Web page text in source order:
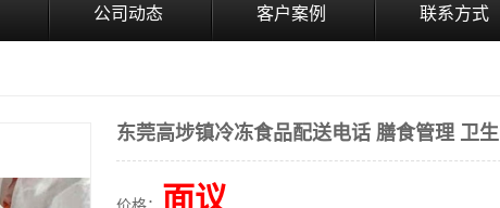
公司动态 客户案例 联系方式
东莞高埗镇冷冻食品配送电话 膳食管理 卫生
面议